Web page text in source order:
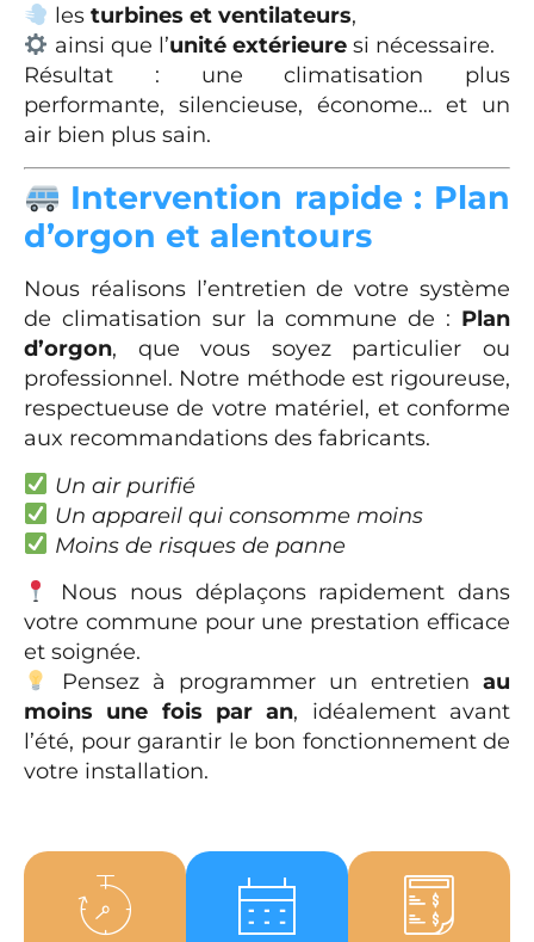
les turbines et ventilateurs,
ainsi que l’unité extérieuresi nécessaire.
Résultat : une climatisation plus
performante, silencieuse, économe… et un
air bien plus sain.
Intervention rapide : Plan
d’orgon et alentours
Nous réalisons l’entretien de votre système
de climatisation sur la commune de : Plan
d’orgon, que vous soyez particulier ou
professionnel. Notre méthode est rigoureuse,
respectueuse de votre matériel, et conforme
aux recommandations des fabricants.
Un air purifié
Un appareil qui consomme moins
Moins de risques de panne
Nous nous déplaçons rapidement dans
votre commune pour une prestation efficace
et soignée.
Pensez à programmer un entretien au
moins une fois par an, idéalement avant
l’été, pour garantir le bon fonctionnement de
votre installation.